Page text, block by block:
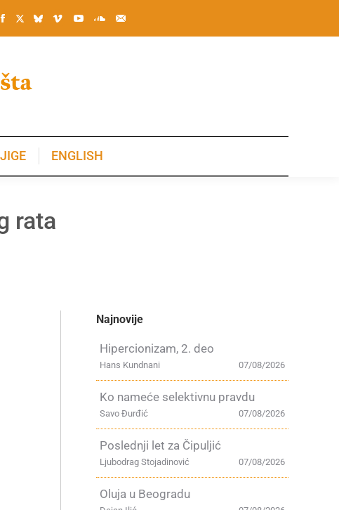
ENGLISH
rata
Najnovije
Hipercionizam, 2. deo
07/08/2026
Hans Kundnani
Ko nameće selektivnu pravdu
07/08/2026
Savo Đurđić
Poslednji let za Čipuljić
07/08/2026
Ljubodrag Stojadinović
Oluja u Beogradu
ENGLISH